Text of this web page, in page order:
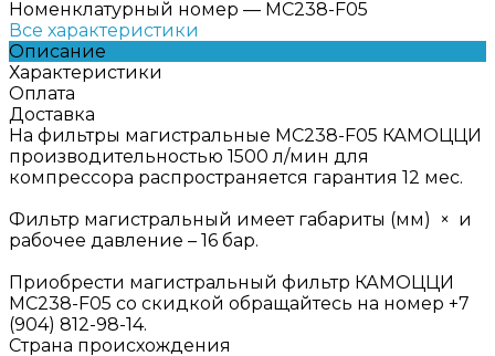
Номенклатурный номер — MC238-F05
Все характеристики
Описание
Характеристики
Оплата
Доставка
На фильтры магистральные MC238-F05 КАМОЦЦИ
производительностью 1500 л/мин для
компрессора распространяется гарантия 12 мес.
Фильтр магистральный имеет габариты (мм) × и
рабочее давление – 16 бар.
Приобрести магистральный фильтр КАМОЦЦИ
MC238-F05 со скидкой обращайтесь на номер +7
(904) 812-98-14.
Страна происхождения